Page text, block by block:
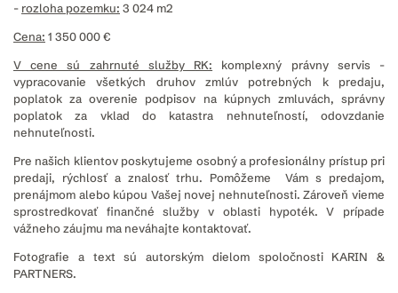
- rozloha pozemku: 3 024 m2
Cena: 1 350 000 €
V cene sú zahrnuté služby RK: komplexný právny servis -
vypracovanie všetkých druhov zmlúv potrebných k predaju,
poplatok za overenie podpisov na kúpnych zmluvách, správny
poplatok za vklad do katastra nehnuteľností, odovzdanie
nehnuteľnosti.
Pre našich klientov poskytujeme osobný a profesionálny prístup pri
predaji, rýchlosť a znalosť trhu. Pomôžeme Vám s predajom,
prenájmom alebo kúpou Vašej novej nehnuteľnosti. Zároveň vieme
sprostredkovať finančné služby v oblasti hypoték. V prípade
vážneho záujmu ma neváhajte kontaktovať.
Fotografie a text sú autorským dielom spoločnosti KARIN &
PARTNERS.